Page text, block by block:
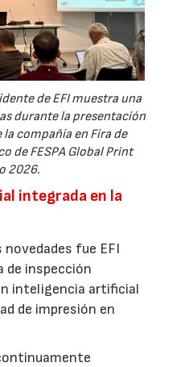
de EFI muestra una
durante la presentación
la compañía en Fira de
de FESPA Global Print
2026.
integrada en la
novedades fue EFI
de inspección
inteligencia artificial
de impresión en